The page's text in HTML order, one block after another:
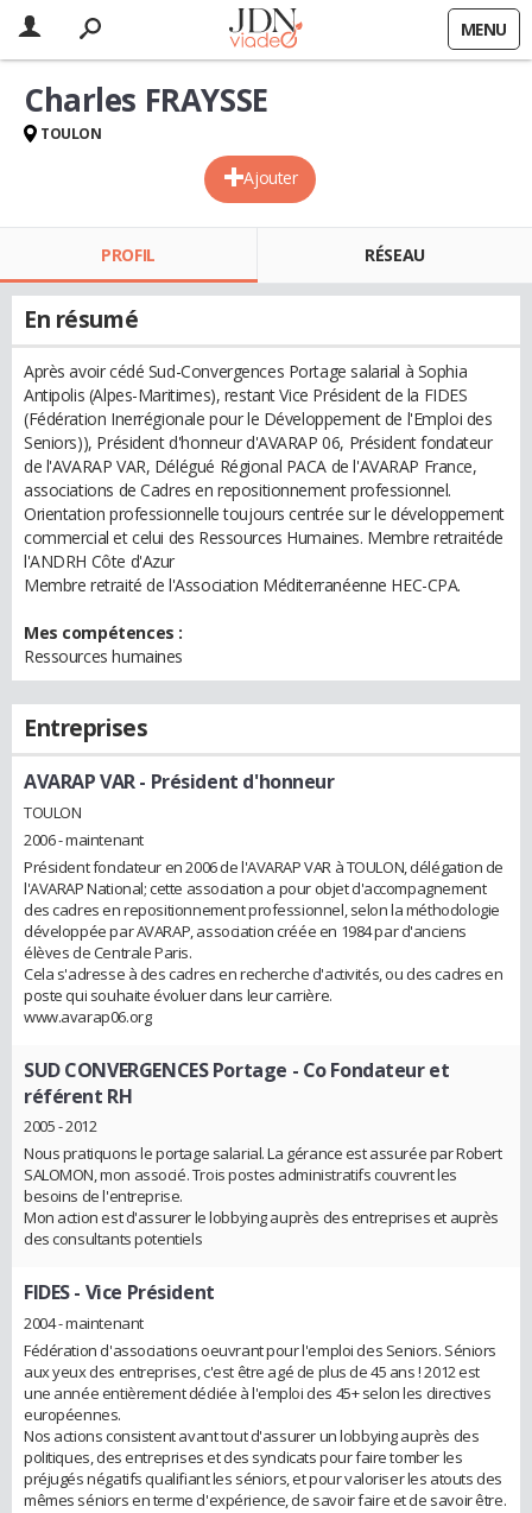
MENU
Ajouter
Charles FRAYSSE
TOULON
PROFIL RÉSEAU
En résumé
Après avoir cédé Sud-Convergences Portage salarial à Sophia
Antipolis (Alpes-Maritimes), restant Vice Président de la FIDES
(Fédération Inerrégionale pour le Développement de l'Emploi des
Seniors)), Président d'honneur d'AVARAP 06, Président fondateur
de l'AVARAP VAR, Délégué Régional PACA de l'AVARAP France,
associations de Cadres en repositionnement professionnel.
Orientation professionnelle toujours centrée sur le développement
commercial et celui des Ressources Humaines. Membre retraitéde
l'ANDRH Côte d'Azur
Membre retraité de l'Association Méditerranéenne HEC-CPA.
Mes compétences :
Ressources humaines
Entreprises
AVARAP VAR- Président d'honneur
TOULON
2006 - maintenant
Président fondateur en 2006 de l'AVARAP VAR à TOULON, délégation de
l'AVARAP National; cette association a pour objet d'accompagnement
des cadres en repositionnement professionnel, selon la méthodologie
développée par AVARAP, association créée en 1984 par d'anciens
élèves de Centrale Paris.
Cela s'adresse à des cadres en recherche d'activités, ou des cadres en
poste qui souhaite évoluer dans leur carrière.
www.avarap06.org
SUD CONVERGENCES Portage - Co Fondateur et
référent RH
2005 - 2012
Nous pratiquons le portage salarial. La gérance est assurée par Robert
SALOMON, mon associé. Trois postes administratifs couvrent les
besoins de l'entreprise.
Mon action est d'assurer le lobbying auprès des entreprises et auprès
des consultants potentiels
FIDES- Vice Président
2004 - maintenant
Fédération d'associations oeuvrant pour l'emploi des Seniors. Séniors
aux yeux des entreprises, c'est être agé de plus de 45 ans ! 2012 est
une année entièrement dédiée à l'emploi des 45+ selon les directives
européennes.
Nos actions consistent avant tout d'assurer un lobbying auprès des
politiques, des entreprises et des syndicats pour faire tomber les
préjugés négatifs qualifiant les séniors, et pour valoriser les atouts des
mêmes séniors en terme d'expérience, de savoir faire et de savoir être.